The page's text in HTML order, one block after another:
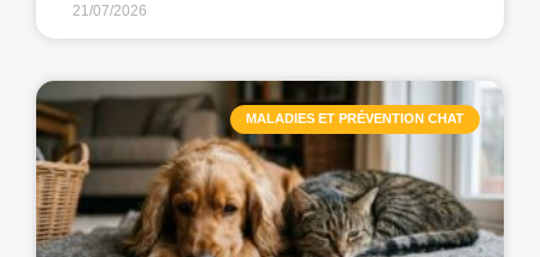
21/07/2026
MALADIES ET PRÉVENTION CHAT